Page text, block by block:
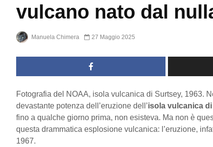
vulcano nato dal
Manuela Chimera 27 Maggio 2025
Fotografia del NOAA, isola vulcanica di Surtsey, 1963.
devastante potenza dell’eruzione dell’isola vulcanica
fino a qualche giorno prima, non esisteva. Ma non è
questa drammatica esplosione vulcanica: l’eruzione,
1967.